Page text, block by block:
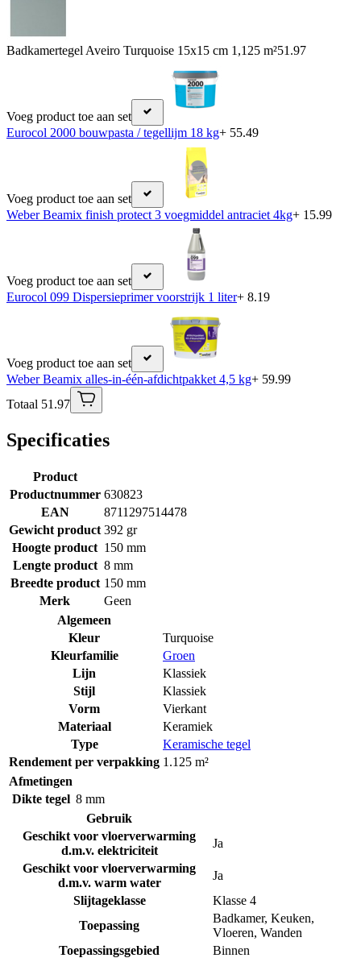
Badkamertegel Aveiro Turquoise 15x15 cm 1,125 m²51.97
Voeg product toe aan set
Eurocol 2000 bouwpasta / tegellijm 18 kg+ 55.49
Voeg product toe aan set
Weber Beamix finish protect 3 voegmiddel antraciet 4kg+ 15.99
Voeg product toe aan set
Eurocol 099 Dispersieprimer voorstrijk 1 liter+ 8.19
Voeg product toe aan set
Weber Beamix alles-in-één-afdichtpakket 4,5 kg+ 59.99
Totaal 51.97
Specificaties
Product
Productnummer 630823
EAN
8711297514478
Gewicht product 392 gr
Hoogte product 150 mm
Lengte product 8 mm
Breedte product 150 mm
Merk
Geen
Algemeen
Kleur
Turquoise
Kleurfamilie
Groen
Lijn
Klassiek
Stijl
Klassiek
Vorm
Vierkant
Materiaal
Keramiek
Type
Keramische tegel
Rendement per verpakking 1.125 m²
Afmetingen
Dikte tegel 8 mm
Gebruik
Geschikt voor vloerverwarming
d.m.v. elektriciteit
Ja
Geschikt voor vloerverwarming
d.m.v. warm water
Ja
Slijtageklasse
Klasse 4
Toepassing
Badkamer, Keuken,
Vloeren, Wanden
Toepassingsgebied
Binnen